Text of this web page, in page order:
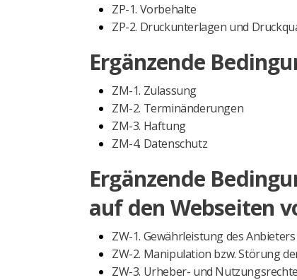
ZP-1. Vorbehalte
ZP-2. Druckunterlagen und
Ergänzende
ZM-1. Zulassung
ZM-2. Terminänderungen
ZM-3. Haftung
ZM-4. Datenschutz
Ergänzende
auf den Webseiten
ZW-1. Gewährleistung des Anbieters
ZW-2. Manipulation bzw. Störung
ZW-3. Urheber- und Nutzungsrechte